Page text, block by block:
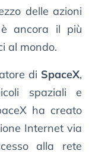
delle azioni
ancora il più
al mondo.
di SpaceX,
spaziali e
ha creato
Internet via
alla rete